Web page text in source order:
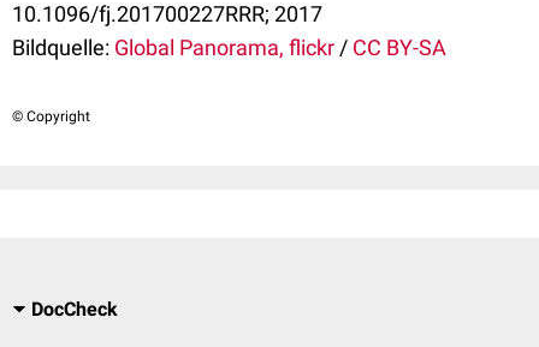
10.1096/fj.201700227RRR; 2017
Bildquelle: Global Panorama, flickr / CC BY-SA
© Copyright
DocCheck